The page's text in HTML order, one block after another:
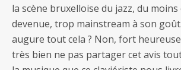
la scène bruxelloise du jazz, du moins
devenue, trop mainstream à son
augure tout cela ? Non, fort
très bien ne pas partager cet avis